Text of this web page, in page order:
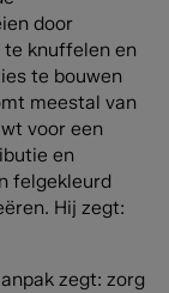
door
knuffelen en
te bouwen
meestal van
voor een
en
felgekleurd
Hij zegt:
zegt: zorg